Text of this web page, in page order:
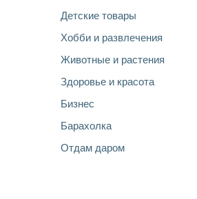
Детские товары
Хобби и развлечения
Животные и растения
Здоровье и красота
Бизнес
Барахолка
Отдам даром